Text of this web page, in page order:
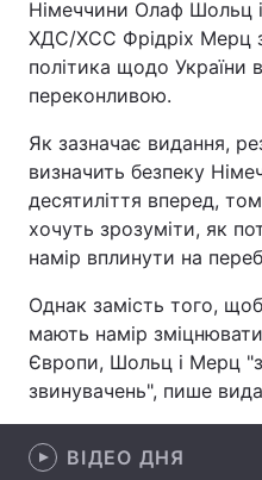
Спорт
Техно і зв'язок
Зброя
Цікавинки
Лонгріди
Інтерв'ю
Німеччини Олаф Шольц
ХДС/ХСС Фрідріх Мерц
політика щодо України
переконливою.
Як зазначає видання,
визначить безпеку
десятиліття вперед,
хочуть зрозуміти, як
намір вплинути на
Однак замість того,
мають намір
Європи, Шольц і Мерц
звинувачень", пише
ВІДЕО ДНЯ